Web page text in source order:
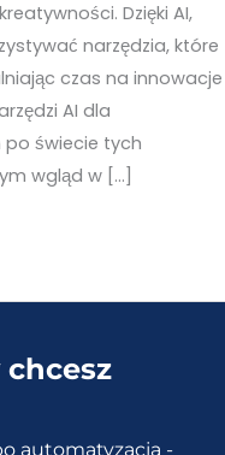
Dzięki AI,
narzędzia, które
czas na innowacje
AI dla
po świecie tych
wgląd w […]
automatyzacja -